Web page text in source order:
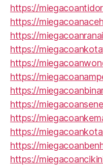
https://
https://
https://
https://
https://
https://
https://
https://
https://
https://
https://
https://